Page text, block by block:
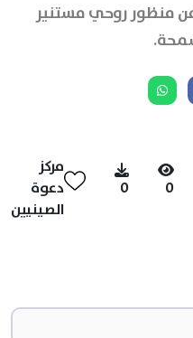
منظور روحي مستنير
0
0
مركز
دعوة
الصينيين